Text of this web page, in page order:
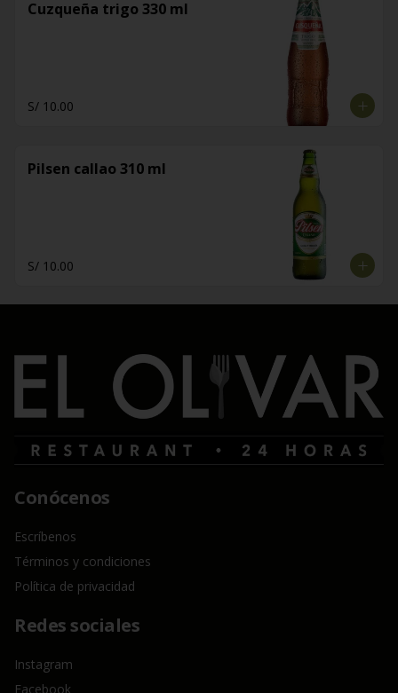
Cuzqueña trigo 330 ml
S/ 10.00
Pilsen callao 310 ml
S/ 10.00
Conócenos
Escríbenos
Términos y condiciones
Política de privacidad
Redes sociales
Instagram
Facebook